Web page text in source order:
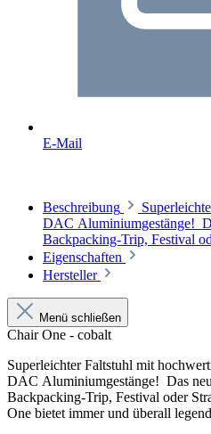
E-Mail
Beschreibung
DAC Aluminiumgestänge!
Backpacking-Trip, Festival
Eigenschaften
Hersteller
Menü schließen
Chair One - cobalt
Superleichter Faltstuhl mit
DAC Aluminiumgestänge! Das
Backpacking-Trip, Festival oder
One bietet immer und überall